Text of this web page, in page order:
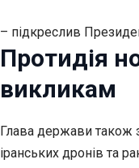
– підкреслив
Протидія
викликам
Глава держави також
іранських дронів та